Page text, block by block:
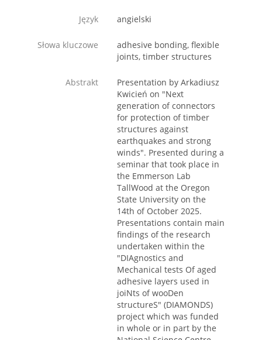
Język angielski
Słowa kluczowe
adhesive bonding, flexible
joints, timber structures
Abstrakt
Presentation by Arkadiusz
Kwicień on "Next
generation of connectors
for protection of timber
structures against
earthquakes and strong
winds". Presented during a
seminar that took place in
the Emmerson Lab
TallWood at the Oregon
State University on the
14th of October 2025.
Presentations contain main
findings of the research
undertaken within the
"DIAgnostics and
Mechanical tests Of aged
adhesive layers used in
joiNts of wooDen
structureS" (DIAMONDS)
project which was funded
in whole or in part by the